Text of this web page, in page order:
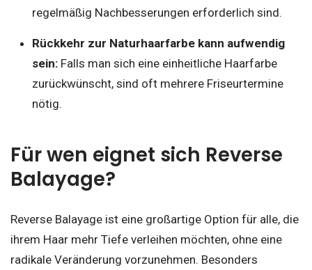
regelmäßig Nachbesserungen erforderlich sind.
Rückkehr zur Naturhaarfarbe kann aufwendig
sein:Falls man sich eine einheitliche Haarfarbe
zurückwünscht, sind oft mehrere Friseurtermine
nötig.
Für wen eignet sich Reverse
Balayage?
Reverse Balayage ist eine großartige Option für alle, die
ihrem Haar mehr Tiefe verleihen möchten, ohne eine
radikale Veränderung vorzunehmen. Besonders